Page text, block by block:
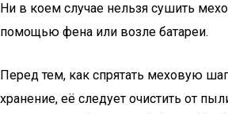
Ни в коем случае нельзя сушить
помощью фена или возле батареи.
Перед тем, как спрятать меховую
хранение, её следует очистить от